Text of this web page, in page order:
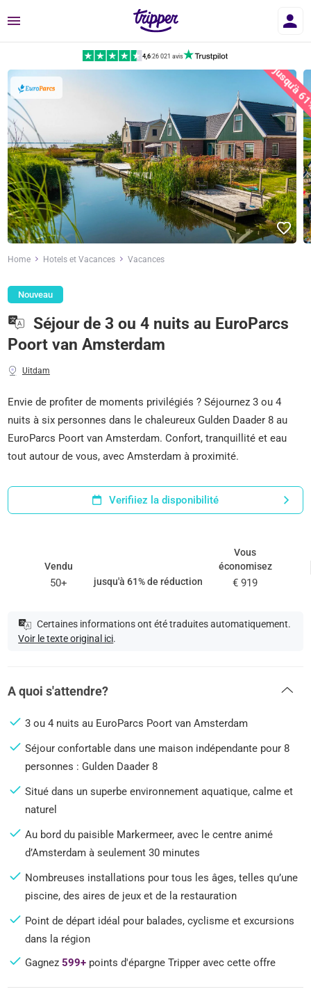
Menu
4,6|26 021 avis
jusqu'à
Home Hotels et Vacances Vacances
Nouveau
Séjour de 3 ou 4 nuits au EuroParcs
Poort van Amsterdam
Uitdam
Envie de profiter de moments privilégiés ? Séjournez 3 ou 4
nuits à six personnes dans le chaleureux Gulden Daader 8 au
EuroParcs Poort van Amsterdam. Confort, tranquillité et eau
tout autour de vous, avec Amsterdam à proximité.
Verifiiez la disponibilité
Vendu
50+ jusqu'à 61% de réduction
Vous
économisez
€ 919
Certaines informations ont été traduites automatiquement.
Voir le texte original ici.
A quoi s'attendre?
3 ou 4 nuits au EuroParcs Poort van Amsterdam
Séjour confortable dans une maison indépendante pour 8
personnes : Gulden Daader 8
Situé dans un superbe environnement aquatique, calme et
naturel
Au bord du paisible Markermeer, avec le centre animé
d’Amsterdam à seulement 30 minutes
Nombreuses installations pour tous les âges, telles qu’une
piscine, des aires de jeux et de la restauration
Point de départ idéal pour balades, cyclisme et excursions
dans la région
Gagnez599+ points d'épargne Tripper avec cette offre